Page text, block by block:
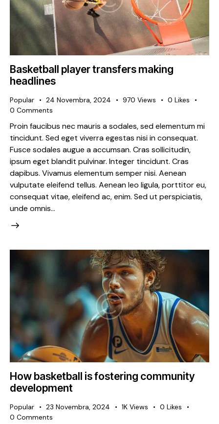
Basketball player transfers making
headlines
Popular 24 Novembra, 2024 970 Views 0 Likes
0 Comments
Proin faucibus nec mauris a sodales, sed elementum mi
tincidunt. Sed eget viverra egestas nisi in consequat.
Fusce sodales augue a accumsan. Cras sollicitudin,
ipsum eget blandit pulvinar. Integer tincidunt. Cras
dapibus. Vivamus elementum semper nisi. Aenean
vulputate eleifend tellus. Aenean leo ligula, porttitor eu,
consequat vitae, eleifend ac, enim. Sed ut perspiciatis,
unde omnis…
How basketball is fostering community
development
Popular 23 Novembra, 2024 1K Views 0 Likes
0 Comments